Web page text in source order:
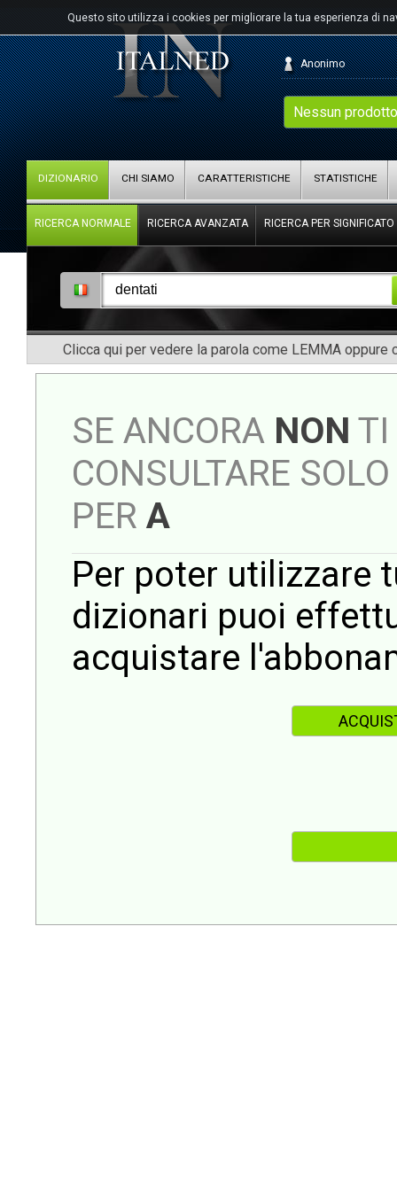
Questo sito utilizza i cookies per migliorare la tua esperienza di
Nessun
Anonimo
DIZIONARIO CHI SIAMO CARATTERISTICHE STATISTICHE
RICERCA NORMALE RICERCA AVANZATA RICERCA PER SIGNIFICATO
Clicca qui per vedere la parola come LEMMA oppure
SE ANCORA NON TI
CONSULTARE
PER A
Per poter utilizzare
dizionari puoi
acquistare